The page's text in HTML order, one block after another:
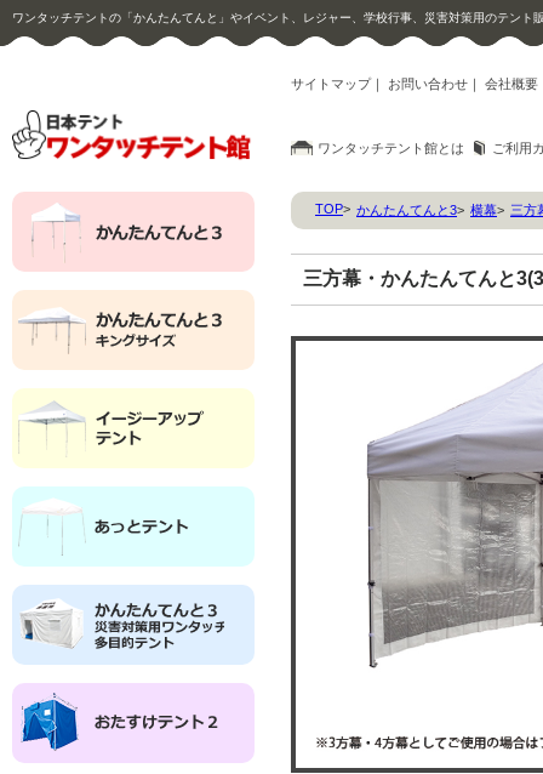
ワンタッチテントの「かんたんてんと」やイベント、レジャー、学校行事、災害対策用のテント
サイトマップ｜ お問い合わせ ｜ 会社概要
ワンタッチテント館とは ご利用
TOP> かんたんてんと3> 横幕> 三方
三方幕・かんたんてんと